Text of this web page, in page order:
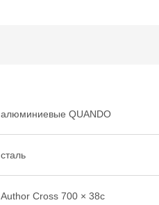
алюминиевые QUANDO
сталь
Author Cross 700 × 38c